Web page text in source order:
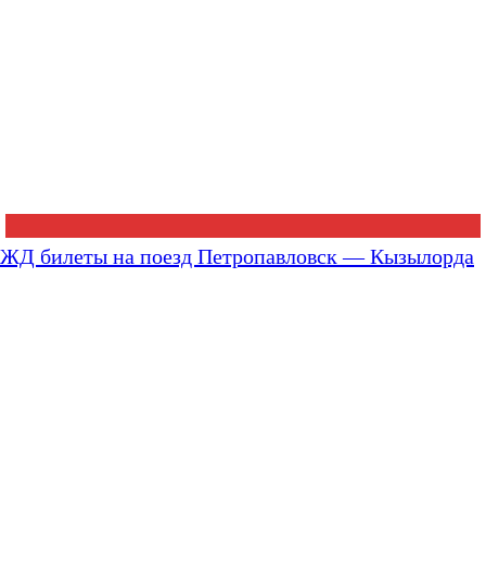
ЖД билеты на поезд Петропавловск — Кызылорда